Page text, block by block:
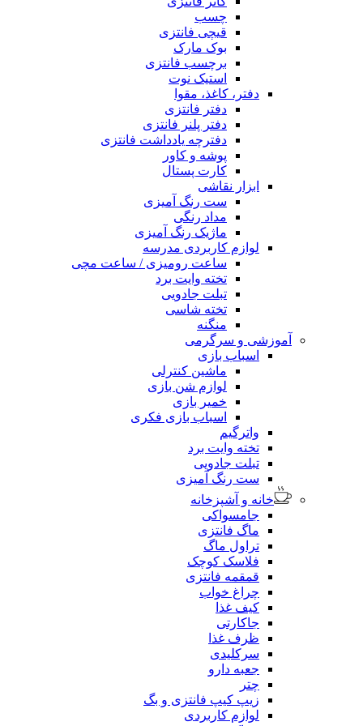
قیچی فانتزی
بوک مارک
برچسب فانتزی
استیک نوت
دفتر، کاغذ، مقوا
دفتر فانتزی
دفتر پلنر فانتزی
دفترچه یادداشت فانتزی
پوشه و کاور
کارت پستال
ابزار نقاشی
ست رنگ آمیزی
مداد رنگی
ماژیک رنگ آمیزی
لوازم کاربردی مدرسه
ساعت رومیزی / ساعت مچی
تخته وایت برد
تبلت جادویی
تخته شاسی
آموزشی و سرگرمی
اسباب بازی
ماشین کنترلی
لوازم شن بازی
خمیر بازی
اسباب بازی فکری
تخته وایت برد
تبلت جادویی
ست رنگ آمیزی
خانه و آشپزخانه
جامسواکی
ماگ فانتزی
تراول ماگ
فلاسک کوچک
قمقمه فانتزی
چراغ خواب
زیپ کیپ فانتزی و بگ
لوازم کاربردی